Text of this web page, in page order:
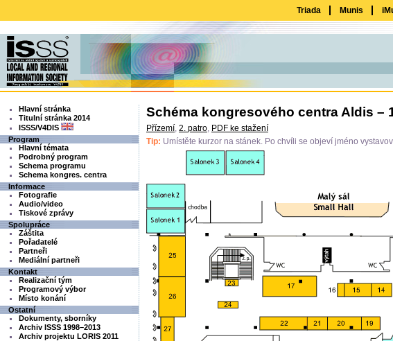
Triada Munis
Hlavní stránka
Titulní stránka 2014
ISSS/V4DIS
Program
Hlavní témata
Podrobný program
Schema programu
Schema kongres. centra
Informace
Fotografie
Audio/video
Tiskové zprávy
Spolupráce
Záštita
Pořadatelé
Partneři
Mediální partneři
Kontakt
Realizační tým
Programový výbor
Místo konání
Ostatní
Dokumenty, sborníky
Archiv ISSS 1998–2013
Archiv projektu LORIS 2011
Schéma kongresového centra Aldis –
Přízemí, 2. patro, PDF ke stažení
Tip: Umístěte kurzor na stánek. Po chvíli se objeví jméno